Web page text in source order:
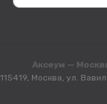
Аксеум —
115419, Москва, ул.